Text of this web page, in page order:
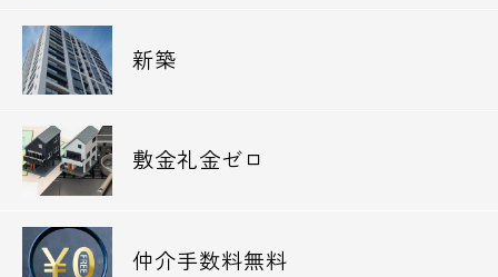
新築
敷金礼金ゼロ
仲介手数料無料